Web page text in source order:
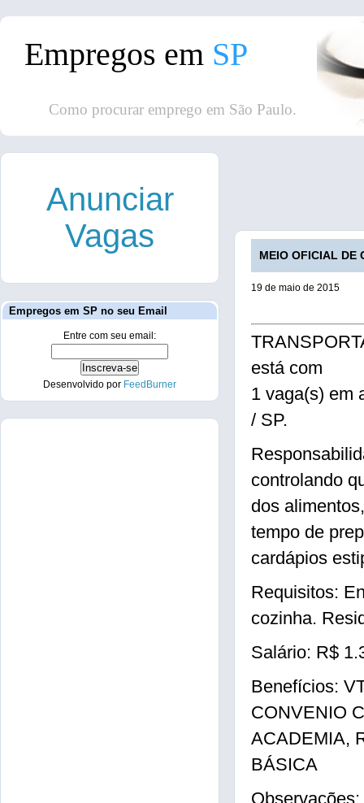
Empregos em SP
Como procurar emprego em São Paulo.
MEIO OFICIAL DE
19 de maio de 2015
está com
1 vaga(s) em
/ SP.
controlando
dos alimentos,
tempo de
cardápios
Requisitos:
cozinha.
Salário: R$
Benefícios:
CONVENIO
ACADEMIA,
BÁSICA
Anunciar
Vagas
Empregos em SP no seu Email
Entre com seu email:
Desenvolvido por FeedBurner